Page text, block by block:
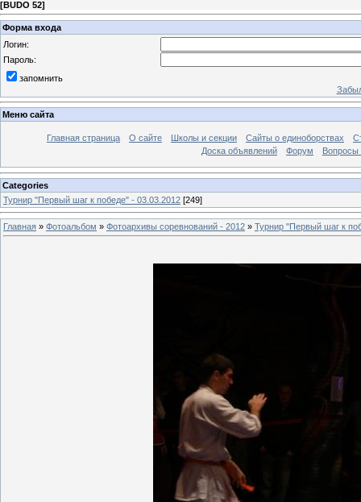
[BUDO 52]
Форма входа
Логин:
Пароль:
запомнить
Меню сайта
Главная страница О сайте Школы и секции Сайты о единоборствах
Доска объявлений
Форум Вопросы
Categories
Турнир "Первый шаг к победе" - 03.03.2012 [249]
Главная » Фотоальбом » Фотоархивы соревнований - 2012 » Турнир "Первый шаг к